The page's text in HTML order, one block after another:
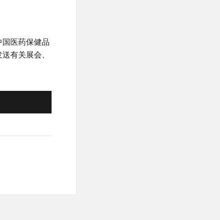
国医药保健品
有关展会、